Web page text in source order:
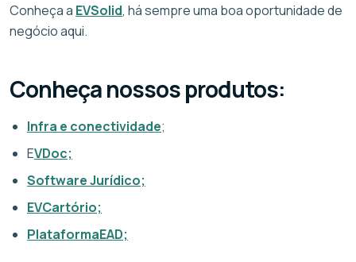
Conheça a EVSolid, há sempre uma boa oportunidade de
negócio aqui.
Conheça nossos produtos:
Infra e conectividade;
EVDoc;
Software Jurídico;
EVCartório;
PlataformaEAD;